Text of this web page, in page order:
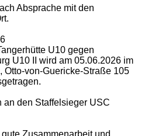
Absprache mit den
U10 gegen
U10 II wird am 05.06.2026 im
Otto-von-Guericke-Straße 105
an den Staffelsieger USC
Zusammenarbeit und